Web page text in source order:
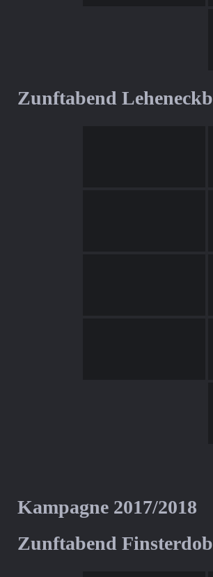
Zunftabend
Kampagne 2017/2018
Zunftabend